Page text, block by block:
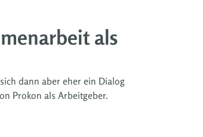
als
dann aber eher ein Dialog
Prokon als Arbeitgeber.